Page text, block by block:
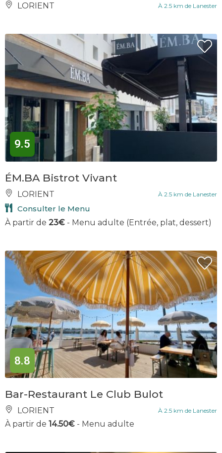
LORIENT À 2.5 km de Lanester
9.5
ÉM.BA Bistrot Vivant
LORIENT À 2.5 km de Lanester
Consulter le Menu
À partir de 23€ - Menu adulte (Entrée, plat, dessert)
8.8
Bar-Restaurant Le Club Bulot
LORIENT À 2.5 km de Lanester
À partir de 14.50€ - Menu adulte